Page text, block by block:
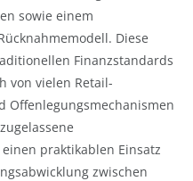
sowie einem
Diese
Finanzstandards
von vielen Retail-
Offenlegungsmechanismen
praktikablen Einsatz
zwischen